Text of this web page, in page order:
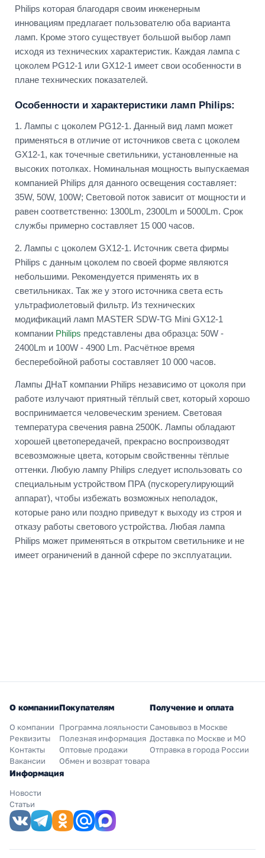
Philips которая благодаря своим инженерным
инновациям предлагает пользователю оба варианта
ламп. Кроме этого существует большой выбор ламп
исходя из технических характеристик. Каждая лампа с
цоколем PG12-1 или GX12-1 имеет свои особенности в
плане технических показателей.
Особенности и характеристики ламп Philips:
1. Лампы с цоколем PG12-1. Данный вид ламп может
применяться в отличие от источников света с цоколем
GX12-1, как точечные светильники, установленные на
высоких потолках. Номинальная мощность выпускаемая
компанией Philips для данного освещения составляет:
35W, 50W, 100W; Световой поток зависит от мощности и
равен соответственно: 1300Lm, 2300Lm и 5000Lm. Срок
службы примерно составляет 15 000 часов.
2. Лампы с цоколем GX12-1. Источник света фирмы
Philips с данным цоколем по своей форме являются
небольшими. Рекомендуется применять их в
светильниках. Так же у этого источника света есть
ультрафиолетовый фильтр. Из технических
модификаций ламп MASTER SDW-TG Mini GX12-1
компании Philips представлены два образца: 50W -
2400Lm и 100W - 4900 Lm. Расчётное время
бесперебойной работы составляет 10 000 часов.
Лампы ДНаТ компании Philips независимо от цоколя при
работе излучают приятный тёплый свет, который хорошо
воспринимается человеческим зрением. Световая
температура свечения равна 2500K. Лампы обладают
хорошей цветопередачей, прекрасно воспроизводят
всевозможные цвета, которым свойственны тёплые
оттенки. Любую лампу Philips следует использовать со
специальным устройством ПРА (пускорегулирующий
аппарат), чтобы избежать возможных неполадок,
которые рано или поздно приведут к выходу из строя и
отказу работы светового устройства. Любая лампа
Philips может применяться в открытом светильнике и не
имеет ограничений в данной сфере по эксплуатации.
О компании
О компании
Реквизиты
Контакты
Вакансии
Покупателям
Программа лояльности
Полезная информация
Оптовые продажи
Обмен и возврат товара
Получение и оплата
Самовывоз в Москве
Доставка по Москве и МО
Отправка в города России
Информация
Новости
Статьи